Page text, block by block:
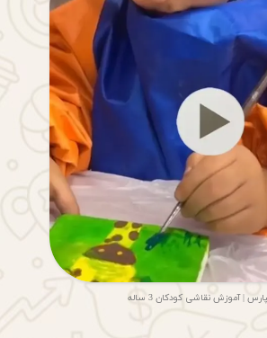
| آموزش نقاشی کودکان 3 ساله